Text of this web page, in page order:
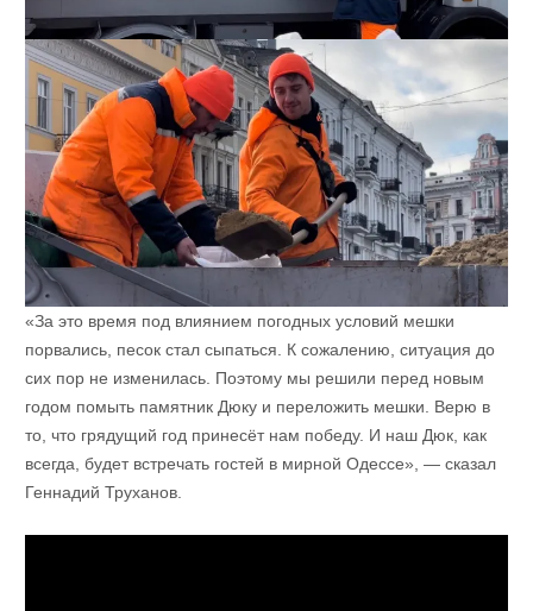
«За это время под влиянием погодных условий мешки
порвались, песок стал сыпаться. К сожалению, ситуация до
сих пор не изменилась. Поэтому мы решили перед новым
годом помыть памятник Дюку и переложить мешки. Верю в
то, что грядущий год принесёт нам победу. И наш Дюк, как
всегда, будет встречать гостей в мирной Одессе», — сказал
Геннадий Труханов.